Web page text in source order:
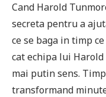
Cand Harold
secreta pentru a
ce se baga in timp
cat echipa lui
mai putin sens.
transformand